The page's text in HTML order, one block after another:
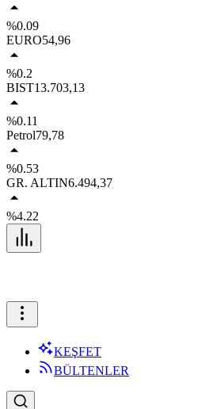
%0.09
EURO54,96
%0.2
BIST13.703,13
%0.11
Petrol79,78
%0.53
GR. ALTIN6.494,37
%4.22
KEŞFET
BÜLTENLER